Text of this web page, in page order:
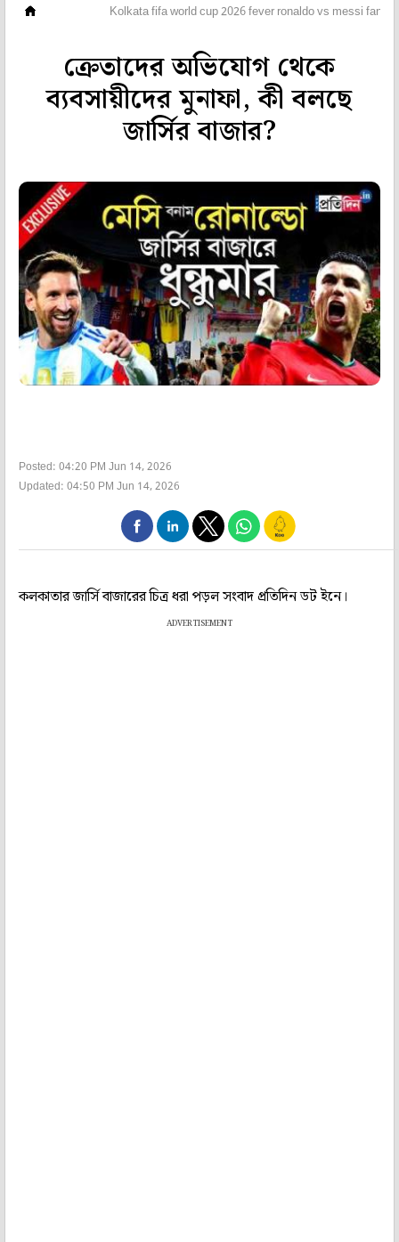
Kolkata fifa world cup 2026 fever ronaldo vs messi fan
ক্রেতাদের অভিযোগ থেকে
ব্যবসায়ীদের মুনাফা, কী বলছে
জার্সির বাজার?
Posted: 04:20 PM Jun 14, 2026
Updated: 04:50 PM Jun 14, 2026
কলকাতার জার্সি বাজারের চিত্র ধরা পড়ল সংবাদ প্রতিদিন ডট ইনে।
ADVERTISEMENT